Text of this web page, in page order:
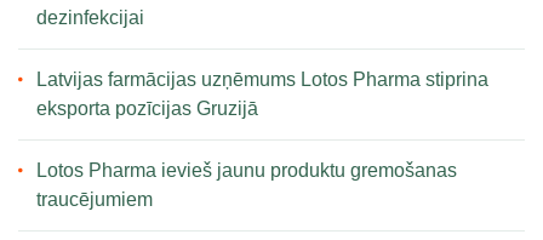
dezinfekcijai
Latvijas farmācijas uzņēmums Lotos Pharma stiprina
eksporta pozīcijas Gruzijā
Lotos Pharma ievieš jaunu produktu gremošanas
traucējumiem